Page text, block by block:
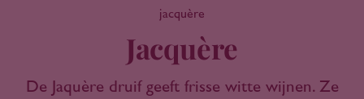
jacquère
Jacquère
De Jaquère druif geeft frisse witte wijnen. Ze